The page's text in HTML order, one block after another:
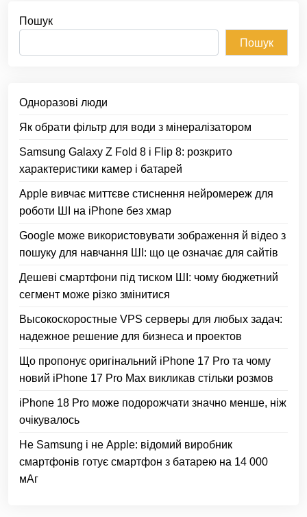
Пошук
Пошук
Одноразові люди
Як обрати фільтр для води з мінералізатором
Samsung Galaxy Z Fold 8 і Flip 8: розкрито
характеристики камер і батарей
Apple вивчає миттєве стиснення нейромереж для
роботи ШІ на iPhone без хмар
Google може використовувати зображення й відео з
пошуку для навчання ШІ: що це означає для сайтів
Дешеві смартфони під тиском ШІ: чому бюджетний
сегмент може різко змінитися
Высокоскоростные VPS серверы для любых задач:
надежное решение для бизнеса и проектов
Що пропонує оригінальний iPhone 17 Pro та чому
новий iPhone 17 Pro Max викликав стільки розмов
iPhone 18 Pro може подорожчати значно менше, ніж
очікувалось
Не Samsung і не Apple: відомий виробник
смартфонів готує смартфон з батарею на 14 000
мАг